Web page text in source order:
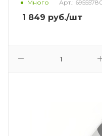
Много Арт.:
1 849 руб./шт